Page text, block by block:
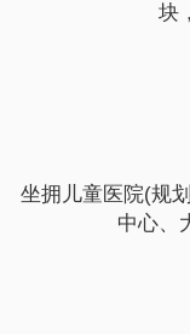
块
坐拥儿童医院(规
中心、